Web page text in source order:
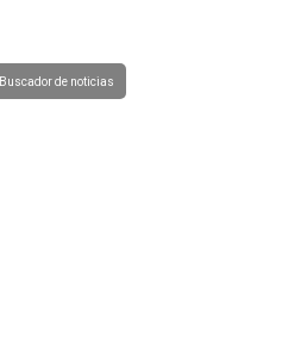
Buscador de noticias